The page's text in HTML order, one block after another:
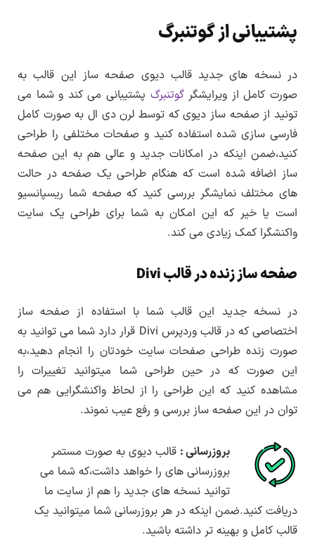
پشتیبانی از گوتنبرگ
در نسخه های جدید قالب دیوی صفحه ساز این قالب به
صورت کامل از ویرایشگرگوتنبرگ پشتیبانی می کند و شما می
تونید از صفحه ساز دیوی که توسط لرن دی ال به صورت کامل
فارسی سازی شده استفاده کنید و صفحات مختلفی را طراحی
کنید،ضمن اینکه در امکانات جدید و عالی هم به این صفحه
ساز اضافه شده است که هنگام طراحی یک صفحه در حالت
های مختلف نمایشگر بررسی کنید که صفحه شما ریسپانسیو
است یا خیر که این امکان به شما برای طراحی یک سایت
واکنشگرا کمک زیادی می کند.
صفحه ساز زنده در قالب Divi
در نسخه جدید این قالب شما با استفاده از صفحه ساز
اختصاصی که در قالب وردپرس Divi قرار دارد شما می توانید به
صورت زنده طراحی صفحات سایت خودتان را انجام دهید،به
این صورت که در حین طراحی شما میتوانید تغییرات را
مشاهده کنید که این طراحی را از لحاظ واکنشگرایی هم می
توان در این صفحه ساز بررسی و رفع عیب نموند.
بروزرسانی : قالب دیوی به صورت مستمر
بروزرسانی های را خواهد داشت،که شما می
توانید نسخه های جدید را هم از سایت ما
دریافت کنید.ضمن اینکه در هر بروزرسانی شما میتوانید یک
قالب کامل و بهینه تر داشته باشید.